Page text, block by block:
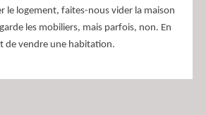
le logement, faites-nous vider la maison
les mobiliers, mais parfois, non. En
de vendre une habitation.